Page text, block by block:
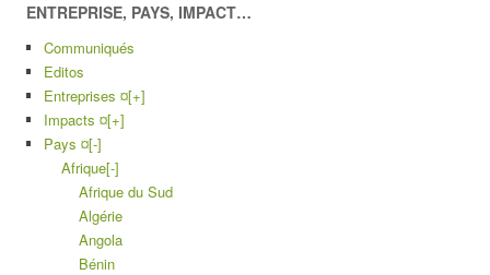
ENTREPRISE, PAYS, IMPACT…
Communiqués
Editos
Entreprises ¤[+]
Impacts ¤[+]
Pays ¤[-]
Afrique[-]
Afrique du Sud
Algérie
Angola
Bénin